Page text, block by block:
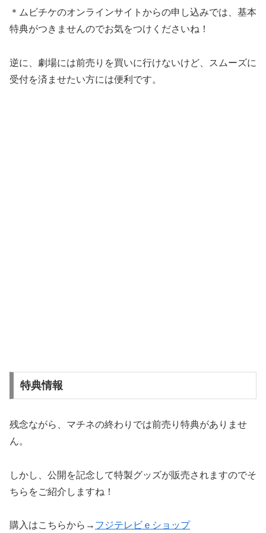
＊ムビチケのオンラインサイトからの申し込みでは、基本
特典がつきませんのでお気をつけくださいね！
逆に、劇場には前売りを買いに行けないけど、スムーズに
受付を済ませたい方には便利です。
特典情報
残念ながら、マチネの終わりでは前売り特典がありませ
ん。
しかし、公開を記念して特製グッズが販売されますのでそ
ちらをご紹介しますね！
購入はこちらから→ フジテレビｅショップ